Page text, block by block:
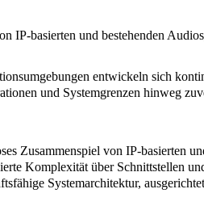
IP-basierten und bestehenden
entwickeln sich
und Systemgrenzen hinweg
Zusammenspiel von IP-basierten
Komplexität über Schnittstellen
Systemarchitektur,